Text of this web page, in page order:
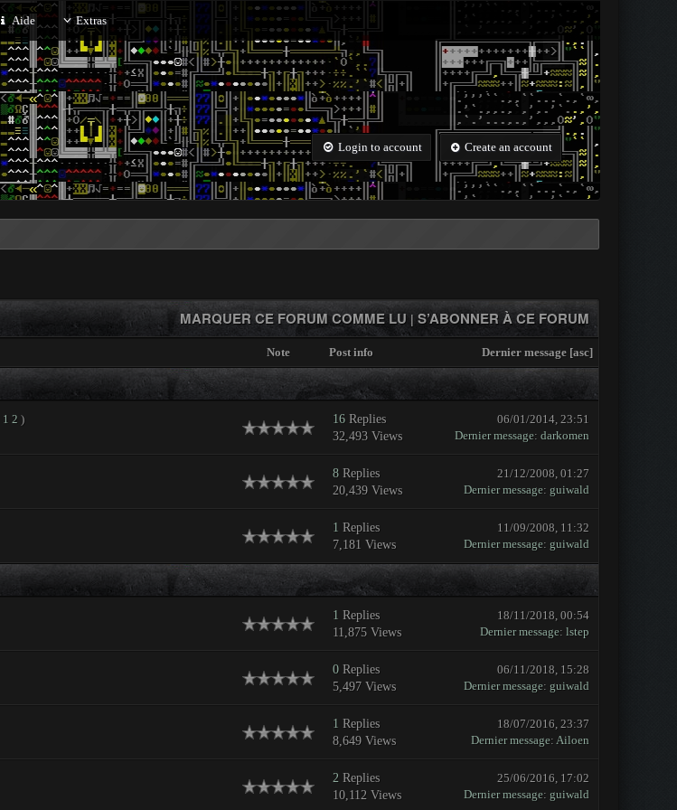
Aide Extras
Login to account Create an account
MARQUER CE FORUM COMME LU| S’ABONNER À CE FORUM
Note Post info Dernier message [asc]
1 2 )
16Replies
32,493 Views
06/01/2014, 23:51
Dernier message: darkomen
8Replies
20,439 Views
21/12/2008, 01:27
Dernier message: guiwald
1 Replies
7,181 Views
11/09/2008, 11:32
Dernier message: guiwald
1 Replies
11,875 Views
18/11/2018, 00:54
Dernier message: lstep
0Replies
5,497 Views
06/11/2018, 15:28
Dernier message: guiwald
1 Replies
8,649 Views
18/07/2016, 23:37
Dernier message: Ailoen
2Replies
10,112 Views
25/06/2016, 17:02
Dernier message: guiwald